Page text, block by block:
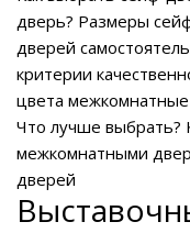
дверь? Размеры
дверей
критерии
цвета
Что лучше выбрать?
межкомнатными
дверей